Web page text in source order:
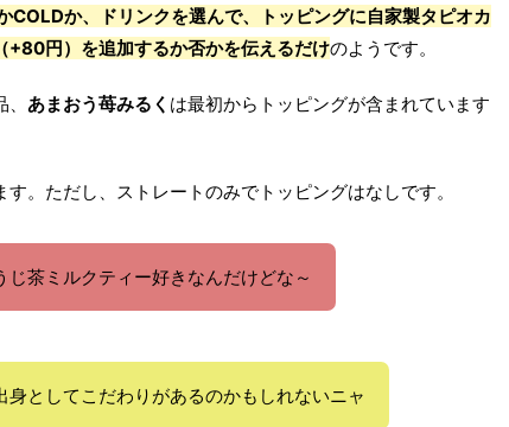
COLDか、ドリンクを選んで、トッピングに自家製タピオカ
+80円） を追加するか否かを伝えるだけのようです。
あまおう苺みるく は最初からトッピングが含まれています
。ただし、ストレートのみでトッピングはなしです。
じ茶ミルクティー好きなんだけどな～
身としてこだわりがあるのかもしれないニャ